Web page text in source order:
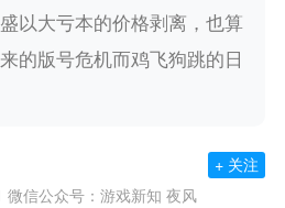
以大亏本的价格剥离，也算
的版号危机而鸡飞狗跳的日
微信公众号：游戏新知 夜风
+ 关注